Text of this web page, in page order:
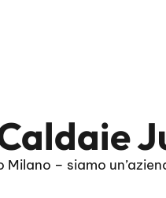
Milano – siamo